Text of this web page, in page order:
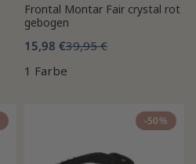
Frontal Montar Fair crystal rot
gebogen
15,98 €39,95 €
1 Farbe
-50%